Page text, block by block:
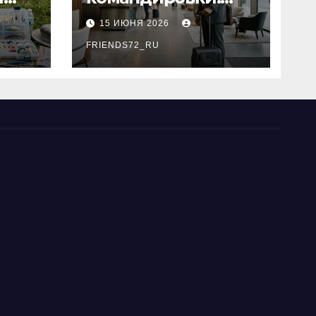
основные
критерии выбора
15 ИЮНЯ 2026
FRIENDS72_RU